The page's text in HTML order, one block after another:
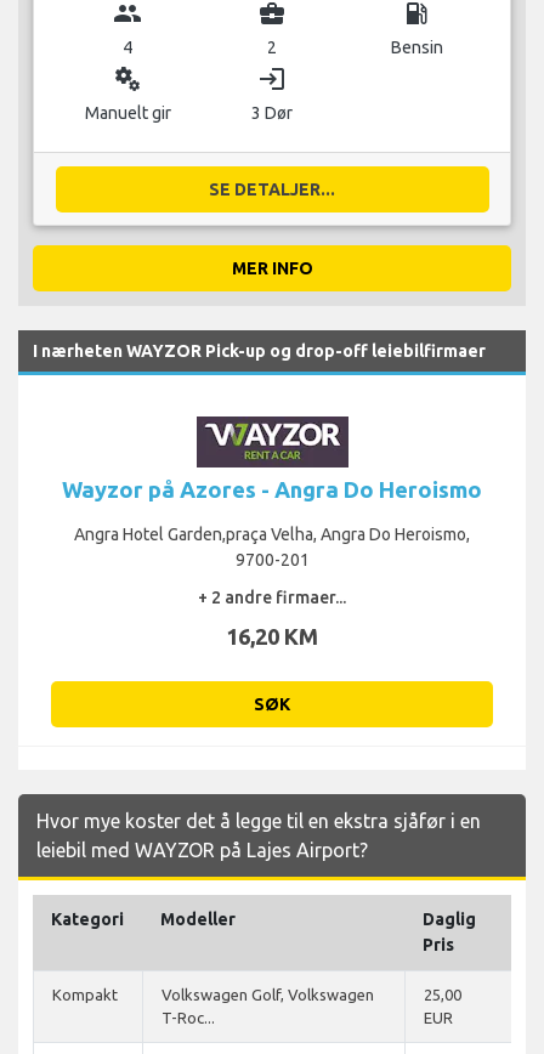
group
4
business_center
2
local_gas_station
Bensin
miscellaneous_services
Manuelt gir
login
3 Dør
SE DETALJER...
MER INFO
I nærheten WAYZOR Pick-up og drop-off leiebilfirmaer
Wayzor på Azores - Angra Do Heroismo
Angra Hotel Garden,praça Velha, Angra Do Heroismo,
9700-201
+ 2 andre firmaer...
16,20 KM
SØK
Hvor mye koster det å legge til en ekstra sjåfør i en
leiebil med WAYZOR på Lajes Airport?
Kategori Modeller
Daglig
Pris
Kompakt
Volkswagen Golf, Volkswagen
T-Roc...
25,00
EUR